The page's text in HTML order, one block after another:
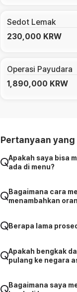
Sedot Lemak
230,000 KRW
Operasi Payudara
1,890,000 KRW
Pertanyaan
Apakah saya bisa
ada di menu?
Bagaimana cara
menambahkan
Berapa lama
Apakah bengkak
pulang ke negara
Bagaimana saya